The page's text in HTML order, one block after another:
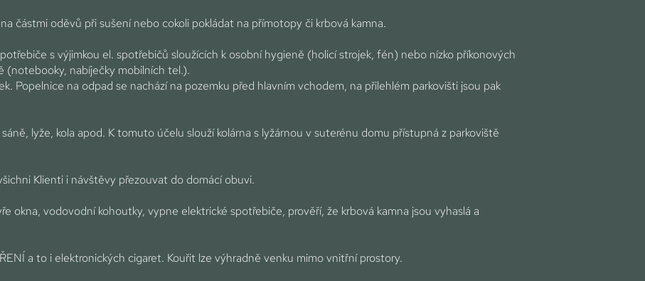
částmi oděvů při sušení nebo cokoli pokládat na přímotopy či krbová kamna.
s výjimkou el. spotřebičů sloužících k osobní hygieně (holicí strojek, fén) nebo nízko příkonových
(notebooky, nabíječky mobilních tel.).
Popelnice na odpad se nachází na pozemku před hlavním vchodem, na přilehlém parkovišti jsou pak
lyže, kola apod. K tomuto účelu slouží kolárna s lyžárnou v suterénu domu přístupná z parkoviště
Klienti i návštěvy přezouvat do domácí obuvi.
okna, vodovodní kohoutky, vypne elektrické spotřebiče, prověří, že krbová kamna jsou vyhaslá a
a to i elektronických cigaret. Kouřit lze výhradně venku mimo vnitřní prostory.